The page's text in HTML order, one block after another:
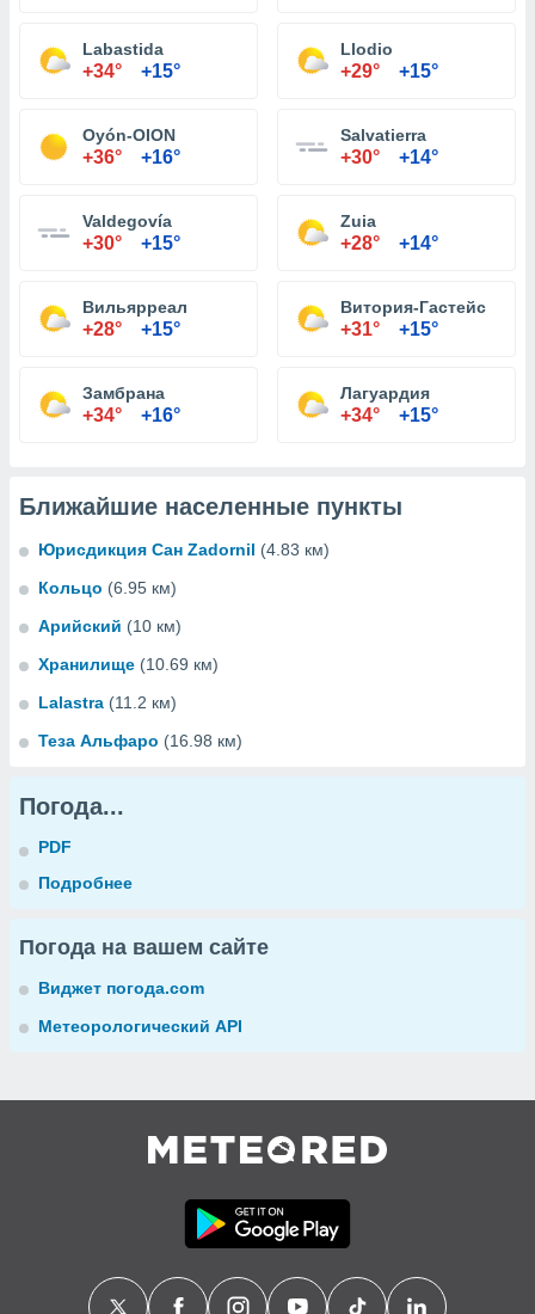
Labastida
+34° +15°
Llodio
+29° +15°
Oyón-OION
+36° +16°
Salvatierra
+30° +14°
Valdegovía
+30° +15°
Zuia
+28° +14°
Вильярреал
+28° +15°
Витория-Гастейс
+31° +15°
Замбрана
+34° +16°
Лагуардия
+34° +15°
Ближайшие населенные пункты
Юрисдикция Сан Zadornil (4.83 км)
Кольцо (6.95 км)
Арийский (10 км)
Хранилище (10.69 км)
Lalastra (11.2 км)
Теза Альфаро (16.98 км)
Погода...
PDF
Подробнее
Погода на вашем сайте
Виджет погода.com
Метеорологический API